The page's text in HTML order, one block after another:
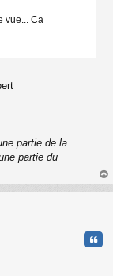
vue... Ca
partie de la
partie du
au